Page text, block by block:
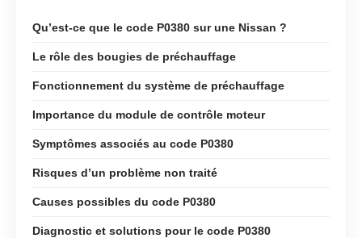
Qu’est-ce que le code P0380 sur une Nissan ?
Le rôle des bougies de préchauffage
Fonctionnement du système de préchauffage
Importance du module de contrôle moteur
Symptômes associés au code P0380
Risques d’un problème non traité
Causes possibles du code P0380
Diagnostic et solutions pour le code P0380